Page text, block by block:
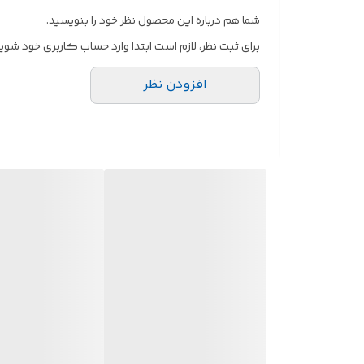
شما هم درباره این محصول نظر خود را بنویسید.
برای ثبت نظر، لازم است ابتدا وارد حساب کاربری خود
افزودن نظر